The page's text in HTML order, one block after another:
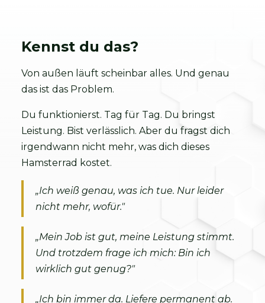
Kennst du das?
Von außen läuft scheinbar alles. Und genau
das ist das Problem.
Du funktionierst. Tag für Tag. Du bringst
Leistung. Bist verlässlich. Aber du fragst dich
irgendwann nicht mehr, was dich dieses
Hamsterrad kostet.
„Ich weiß genau, was ich tue. Nur leider
nicht mehr, wofür."
„Mein Job ist gut, meine Leistung stimmt.
Und trotzdem frage ich mich: Bin ich
wirklich gut genug?"
„Ich bin immer da. Liefere permanent ab.